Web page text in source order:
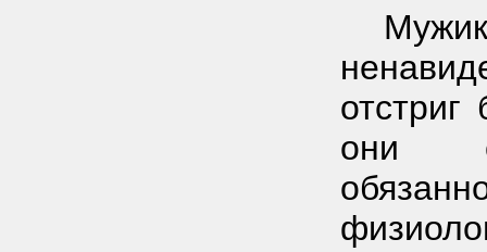
они